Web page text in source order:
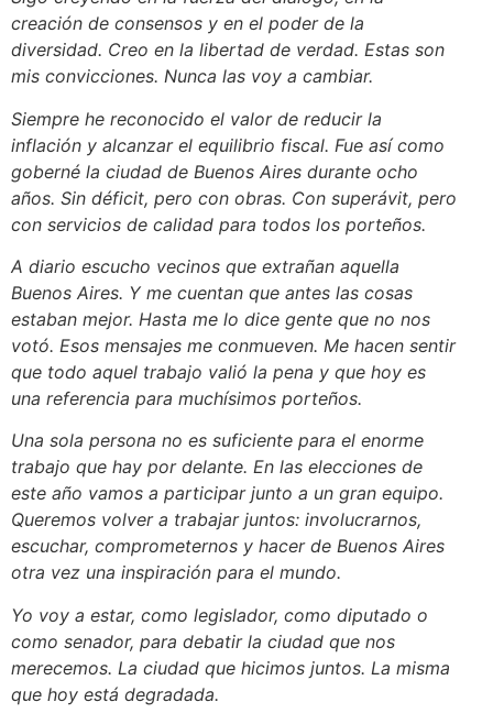
creación de consensos y en el poder de la
diversidad. Creo en la libertad de verdad. Estas son
mis convicciones. Nunca las voy a cambiar.
Siempre he reconocido el valor de reducir la
inflación y alcanzar el equilibrio fiscal. Fue así como
goberné la ciudad de Buenos Aires durante ocho
años. Sin déficit, pero con obras. Con superávit, pero
con servicios de calidad para todos los porteños.
A diario escucho vecinos que extrañan aquella
Buenos Aires. Y me cuentan que antes las cosas
estaban mejor. Hasta me lo dice gente que no nos
votó. Esos mensajes me conmueven. Me hacen sentir
que todo aquel trabajo valió la pena y que hoy es
una referencia para muchísimos porteños.
Una sola persona no es suficiente para el enorme
trabajo que hay por delante. En las elecciones de
este año vamos a participar junto a un gran equipo.
Queremos volver a trabajar juntos: involucrarnos,
escuchar, comprometernos y hacer de Buenos Aires
otra vez una inspiración para el mundo.
Yo voy a estar, como legislador, como diputado o
como senador, para debatir la ciudad que nos
merecemos. La ciudad que hicimos juntos. La misma
que hoy está degradada.